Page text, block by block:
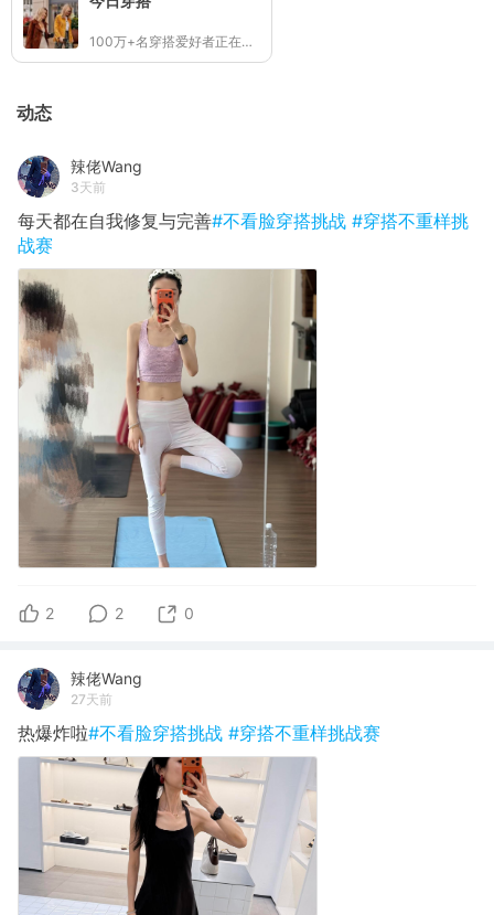
100万+名穿搭爱好者正在记录分享👧🏻🧒🏻✨
动态
辣佬Wang
3天前
每天都在自我修复与完善#不看脸穿搭挑战 #穿搭不重样挑
战赛
2 2 0
辣佬Wang
27天前
热爆炸啦#不看脸穿搭挑战 #穿搭不重样挑战赛